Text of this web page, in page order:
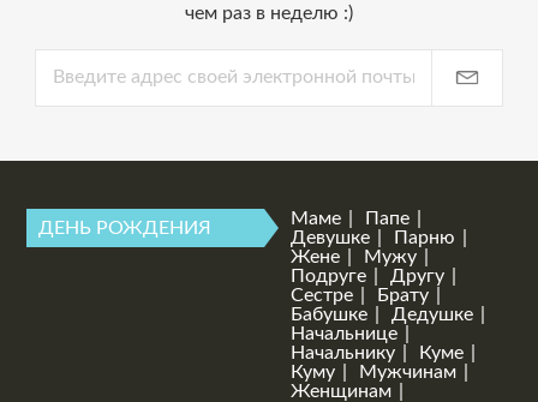
чем раз в неделю :)
ДЕНЬ РОЖДЕНИЯ Маме
Папе
Девушке
Парню
Жене
Мужу
Подруге
Другу
Сестре
Брату
Бабушке
Дедушке
Начальнице
Начальнику
Куме
Куму
Мужчинам
Женщинам